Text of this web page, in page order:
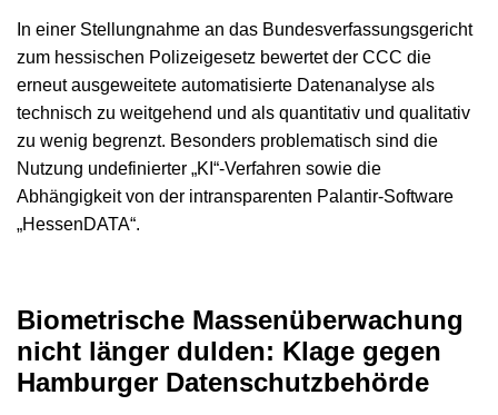
In einer Stellungnahme an das Bundesverfassungsgericht
zum hessischen Polizeigesetz bewertet der CCC die
erneut ausgeweitete automatisierte Datenanalyse als
technisch zu weitgehend und als quantitativ und qualitativ
zu wenig begrenzt. Besonders problematisch sind die
Nutzung undefinierter „KI“-Verfahren sowie die
Abhängigkeit von der intransparenten Palantir-Software
„HessenDATA“.
Biometrische Massenüberwachung
nicht länger dulden: Klage gegen
Hamburger Datenschutzbehörde